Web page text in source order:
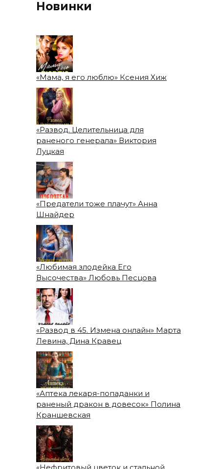
Новинки
«Мама, я его люблю» Ксения Хиж
«Развод. Целительница для
раненого генерала» Виктория
Луцкая
«Предатели тоже плачут» Анна
Шнайдер
«Любимая злодейка Его
Высочества» Любовь Песцова
«Развод в 45. Измена онлайн» Марта
Левина, Дина Кравец
«Аптека лекаря-попаданки и
раненый дракон в довесок» Полина
Краншевская
«Нефритовый цветок и стальной